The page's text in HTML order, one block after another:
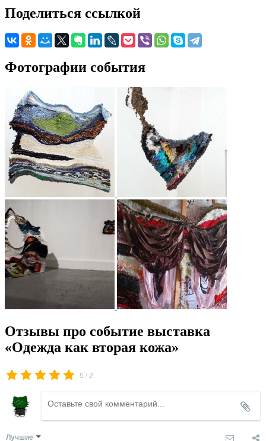
Поделиться ссылкой
Фотографии события
Отзывы про событие выставка
«Одежда как вторая кожа»
5 /2
Лучшие